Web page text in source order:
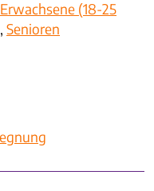
(18-25
, Senioren